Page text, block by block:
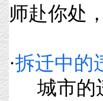
师赴你处
·拆迁中的
城市的